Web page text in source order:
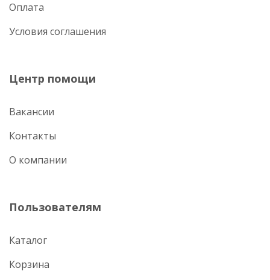
Оплата
Условия соглашения
Центр помощи
Вакансии
Контакты
О компании
Пользователям
Каталог
Корзина